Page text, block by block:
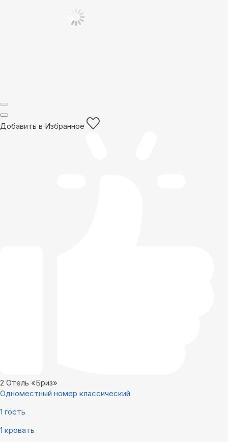
Добавить в Избранное
2 Отель «Бриз»
Одноместный номер классический
1 гость
1 кровать